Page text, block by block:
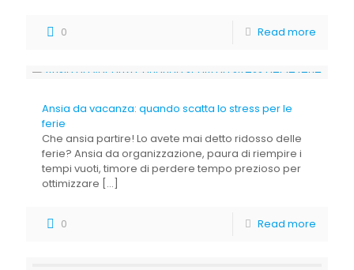
0 Read more
Ansia da vacanza: quando scatta lo stress per le
ferie
Che ansia partire! Lo avete mai detto ridosso delle
ferie? Ansia da organizzazione, paura di riempire i
tempi vuoti, timore di perdere tempo prezioso per
ottimizzare […]
0 Read more